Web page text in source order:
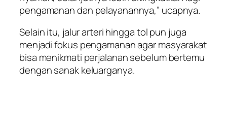
pengamanan dan pelayanannya,” ucapnya.
Selain itu, jalur arteri hingga tol pun juga
menjadi fokus pengamanan agar masyarakat
bisa menikmati perjalanan sebelum bertemu
dengan sanak keluarganya.